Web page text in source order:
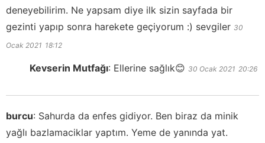
deneyebilirim. Ne yapsam diye ilk sizin sayfada bir
gezinti yapıp sonra harekete geçiyorum :) sevgiler 30
Ocak 2021 18:12
Kevserin Mutfağı: Ellerine sağlık😊 30 Ocak 2021 20:26
burcu: Sahurda da enfes gidiyor. Ben biraz da minik
yağlı bazlamaciklar yaptım. Yeme de yanında yat.